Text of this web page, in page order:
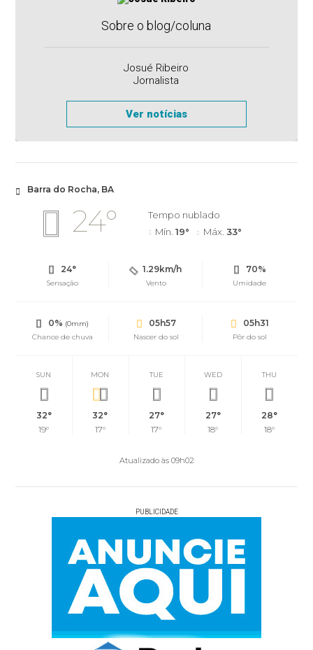
Sobre o blog/coluna
Josué Ribeiro
Jornalista
Ver notícias
Barra do Rocha, BA
24°
Tempo nublado
Mín. 19° Máx. 33°
24°
Sensação
1.29km/h
Vento
70%
Umidade
0% (0mm)
Chance de chuva
05h57
Nascer do sol
05h31
Pôr do sol
SUN
32°
19°
MON
32°
17°
TUE
27°
17°
WED
27°
18°
THU
28°
18°
Atualizado às 09h02
PUBLICIDADE